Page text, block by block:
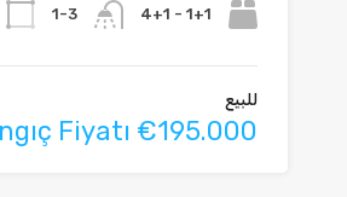
1+1 - 4+1
1-3
للبيع
Fiyatı €195.000